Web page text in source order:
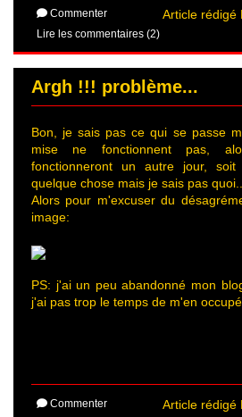
Article rédigé
Commenter
Lire les commentaires (2)
Argh !!! problème...
Bon, je sais pas ce qui se passe
mise ne fonctionnent pas,
fonctionneront un autre jour,
quelque chose mais je sais pas
Alors pour m'excuser du
image:
PS: j'ai un peu abandonné mon
j'ai pas trop le temps de m'en
Article rédigé
Commenter